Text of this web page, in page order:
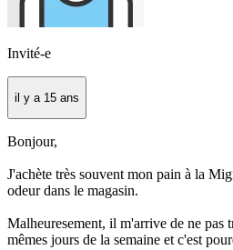
Invité-e
il y a 15 ans
Bonjour,
J'achète très souvent mon pain à la
odeur dans le magasin.
Malheuresement, il m'arrive de ne pas
mêmes jours de la semaine et c'est